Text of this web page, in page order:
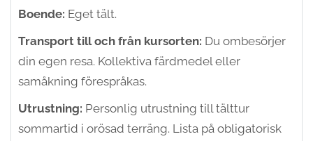
Boende: Eget tält.
Transport till och från kursorten: Du ombesörjer
din egen resa. Kollektiva färdmedel eller
samåkning förespråkas.
Utrustning: Personlig utrustning till tälttur
sommartid i orösad terräng. Lista på obligatorisk